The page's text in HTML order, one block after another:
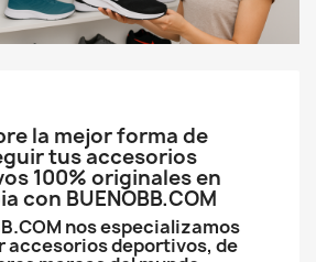
la mejor forma de
tus accesorios
100% originales en
con BUENOBB.COM
nos especializamos
accesorios deportivos, de